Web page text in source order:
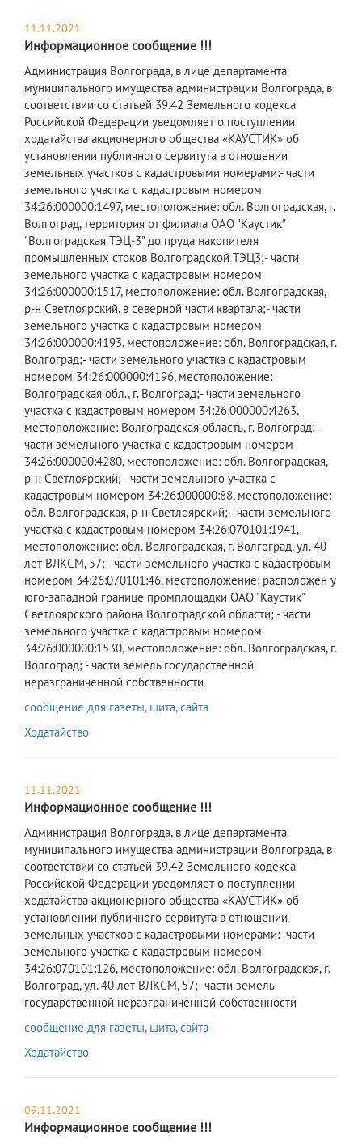
11.11.2021
Информационное сообщение !!!
​Администрация Волгограда, в лице департамента
муниципального имущества администрации Волгограда, в
соответствии со статьей 39.42 Земельного кодекса
Российской Федерации уведомляет о поступлении
ходатайства акционерного общества «КАУСТИК» об
установлении публичного сервитута в отношении
земельных участков с кадастровыми номерами:- части
земельного участка с кадастровым номером
34:26:000000:1497, местоположение: обл. Волгоградская, г.
Волгоград, территория от филиала ОАО "Каустик"
"Волгоградская ТЭЦ-3" до пруда накопителя
промышленных стоков Волгоградской ТЭЦ3;- части
земельного участка с кадастровым номером
34:26:000000:1517, местоположение: обл. Волгоградская,
р-н Светлоярский, в северной части квартала;- части
земельного участка с кадастровым номером
34:26:000000:4193, местоположение: обл. Волгоградская, г.
Волгоград;- части земельного участка с кадастровым
номером 34:26:000000:4196, местоположение:
Волгоградская обл., г. Волгоград;- части земельного
участка с кадастровым номером 34:26:000000:4263,
местоположение: Волгоградская область, г. Волгоград; -
части земельного участка с кадастровым номером
34:26:000000:4280, местоположение: обл. Волгоградская,
р-н Светлоярский; - части земельного участка с
кадастровым номером 34:26:000000:88, местоположение:
обл. Волгоградская, р-н Светлоярский; - части земельного
участка с кадастровым номером 34:26:070101:1941,
местоположение: обл. Волгоградская, г. Волгоград, ул. 40
лет ВЛКСМ, 57; - части земельного участка с кадастровым
номером 34:26:070101:46, местоположение: расположен у
юго-западной границе промплощадки ОАО "Каустик"
Светлоярского района Волгоградской области; - части
земельного участка с кадастровым номером
34:26:000000:1530, местоположение: обл. Волгоградская, г.
Волгоград; - части земель государственной
неразграниченной собственности
сообщение для газеты, щита, сайта
Ходатайство
11.11.2021
Информационное сообщение !!!
Администрация Волгограда, в лице департамента
муниципального имущества администрации Волгограда, в
соответствии со статьей 39.42 Земельного кодекса
Российской Федерации уведомляет о поступлении
ходатайства акционерного общества «КАУСТИК» об
установлении публичного сервитута в отношении
земельных участков с кадастровыми номерами:- части
земельного участка с кадастровым номером
34:26:070101:126, местоположение: обл. Волгоградская, г.
Волгоград, ул. 40 лет ВЛКСМ, 57;- части земель
государственной неразграниченной собственности
сообщение для газеты, щита, сайта
Ходатайство
09.11.2021
Информационное сообщение !!!